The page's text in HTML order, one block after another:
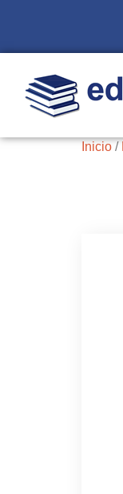
Inicio /